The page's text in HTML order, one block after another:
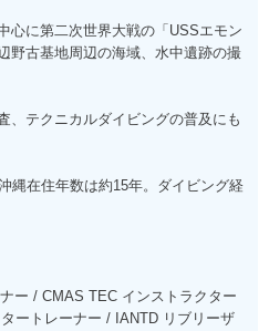
心に第二次世界大戦の「USSエモン
野古基地周辺の海域、水中遺跡の撮
、テクニカルダイビングの普及にも
縄在住年数は約15年。ダイビング経
ー / CMAS TEC インストラクター
ートレーナー / IANTD リブリーザ